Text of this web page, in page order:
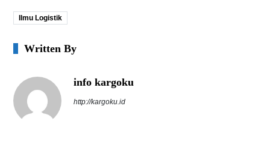
Ilmu Logistik
Written By
info kargoku
http://kargoku.id